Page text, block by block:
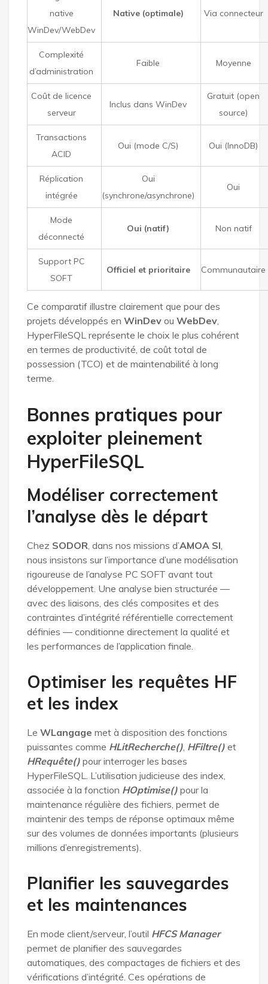
native
WinDev/WebDev
Native (optimale) Via connecteur
Complexité
d’administration
Faible Moyenne
Coût de licence
serveur
Inclus dans WinDev
Gratuit (open
source)
Transactions
ACID
Oui (mode C/S) Oui (InnoDB)
Réplication
intégrée
Oui
(synchrone/asynchrone)
Oui
Mode
déconnecté
Oui (natif) Non natif
Support PC
SOFT
Officiel et prioritaire Communautaire
Ce comparatif illustre clairement que pour des
projets développés en WinDev ou WebDev
HyperFileSQL représente le choix le plus cohérent
en termes de productivité, de coût total de
possession (TCO) et de maintenabilité à long
terme.
Bonnes pratiques pour
exploiter pleinement
HyperFileSQL
Modéliser correctement
l’analyse dès le départ
Chez SODOR , dans nos missions d’AMOA SI
nous insistons sur l’importance d’une modélisation
rigoureuse de l’analyse PC SOFT avant tout
développement. Une analyse bien structurée —
avec des liaisons, des clés composites et des
contraintes d’intégrité référentielle correctement
définies — conditionne directement la qualité et
les performances de l’application finale.
Optimiser les requêtes HF
et les index
Le WLangage met à disposition des fonctions
puissantes comme HLitRecherche() HFiltre() et
HRequête() pour interroger les bases
HyperFileSQL. L’utilisation judicieuse des index,
associée à la fonction HOptimise() pour la
maintenance régulière des fichiers, permet de
maintenir des temps de réponse optimaux même
sur des volumes de données importants (plusieurs
millions d’enregistrements).
Planifier les sauvegardes
et les maintenances
En mode client/serveur, l’outil HFCS Manager
permet de planifier des sauvegardes
automatiques, des compactages de fichiers et des
vérifications d’intégrité. Ces opérations de